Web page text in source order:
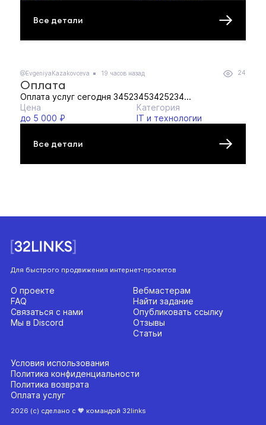
Все детали
@EvgeniyaKazakovceva 19 часов назад 24
Оплата
Оплата услуг сегодня 34523453425234...
Цена
до 5 000 ₽
Категория
IT и технологии
Все детали
Для быстрого продвижения интернет-проектов
Вебмастерам
Найти задание
Опубликовать ссылку
Отзывы
Статьи
О проекте
FAQ
Связаться с нами
Мы в Discord
Условия использования
Политика конфиденциальности
Политика возврата
Оплата услуг
2026 (с) сделано с 🧡 командой 32links